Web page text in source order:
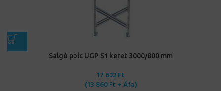
Salgó polc UGP S1 keret 3000/800 mm
17 602Ft
(13 860Ft + Áfa)